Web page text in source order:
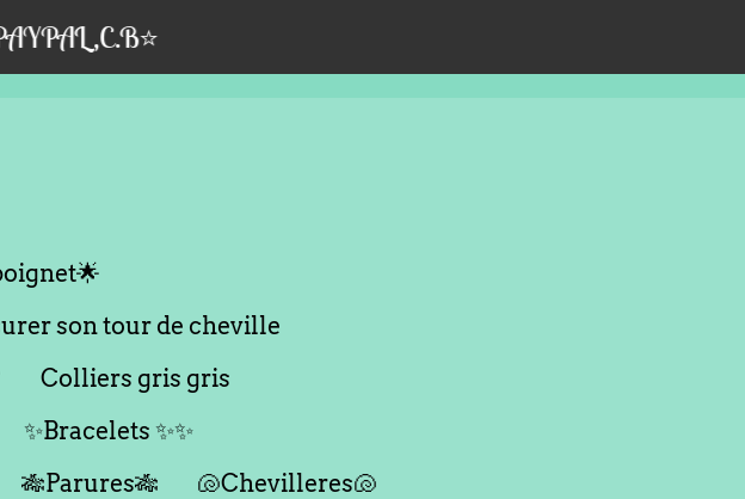
son tour de cheville
Colliers gris gris
✨Bracelets ✨✨
🎋Parures🎋
🐚Chevilleres🐚